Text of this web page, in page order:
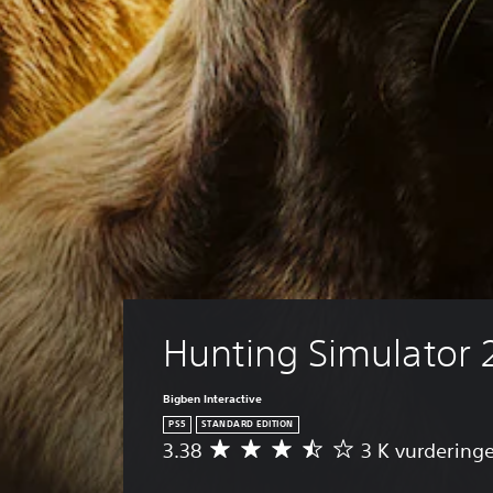
Hunting Simulator
Bigben Interactive
PS5 STANDARD EDITION
G
3.38 3 K